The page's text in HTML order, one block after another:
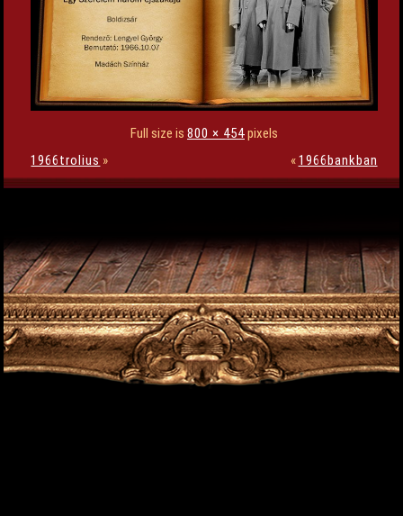
Full size is 800 × 454pixels
1966trolius » «1966bankban